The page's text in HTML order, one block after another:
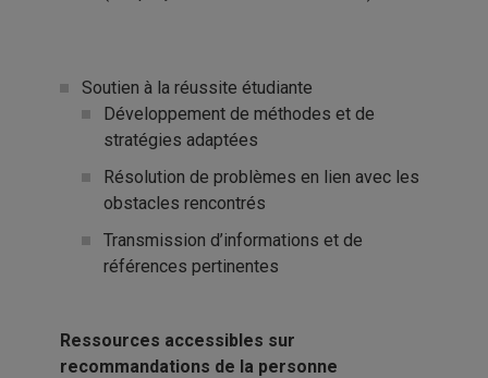
Soutien à la réussite étudiante
Développement de méthodes et de
stratégies adaptées
Résolution de problèmes en lien avec les
obstacles rencontrés
Transmission d’informations et de
références pertinentes
Ressources accessibles sur
recommandations de la personne